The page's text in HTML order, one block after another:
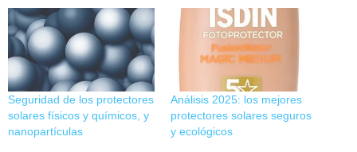
Seguridad de los protectores
solares físicos y químicos, y
nanopartículas
Análisis 2025: los mejores
protectores solares seguros
y ecológicos